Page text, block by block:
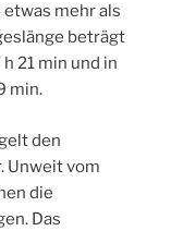
mehr als
beträgt
21 min und in
min.
den
Unweit vom
die
Das